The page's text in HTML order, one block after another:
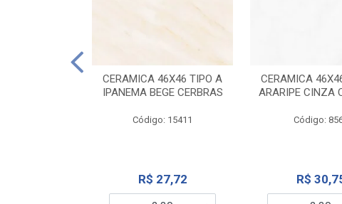
CERAMICA 46X46 TIPO A
IPANEMA BEGE CERBRAS
Código: 15411
R$ 27,72
CERAMICA
ARARIPE CINZA
Código:
R$